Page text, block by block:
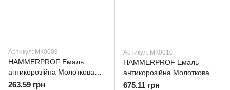
Артикул: МК0009
HAMMERPROF Емаль
антикорозійна Молоткова
3в1 ТМ Корабельна бордо (
263.59 грн
Артикул: МК0010
HAMMERPROF Емаль
антикорозійна Молоткова
3в1 ТМ Корабельна бордо (
675.11 грн